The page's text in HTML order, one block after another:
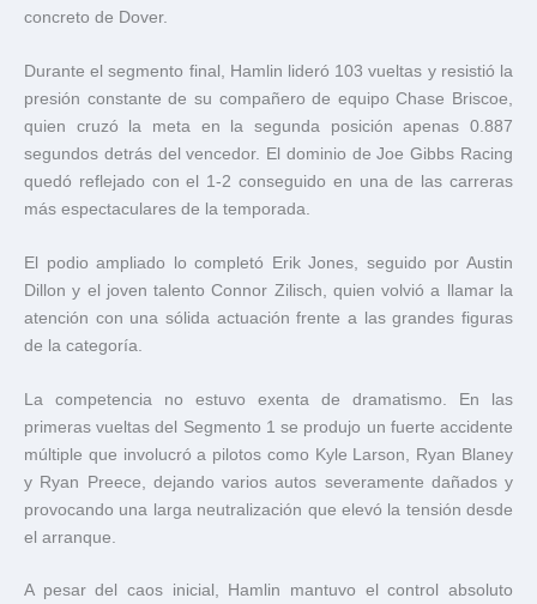
concreto de Dover.
Durante el segmento final, Hamlin lideró 103 vueltas y resistió la
presión constante de su compañero de equipoChase Briscoe
quien cruzó la meta en la segunda posición apenas 0.887
segundos detrás del vencedor. El dominio de Joe Gibbs Racing
quedó reflejado con el 1-2 conseguido en una de las carreras
más espectaculares de la temporada.
El podio ampliado lo completó Erik Jones , seguido porAustin
Dillon y el joven talentoConnor Zilisch , quien volvió a llamar la
atención con una sólida actuación frente a las grandes figuras
de la categoría.
La competencia no estuvo exenta de dramatismo. En las
primeras vueltas del Segmento 1 se produjo un fuerte accidente
múltiple que involucró a pilotos como Kyle Larson
Ryan Blaney
y Ryan Preece , dejando varios autos severamente dañados y
provocando una larga neutralización que elevó la tensión desde
el arranque.
A pesar del caos inicial, Hamlin mantuvo el control absoluto